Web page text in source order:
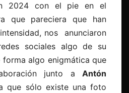
2024 con el pie en el
que pareciera que han
nos anunciaron
sociales algo de su
algo enigmática que
junto a Antón
que sólo existe una foto